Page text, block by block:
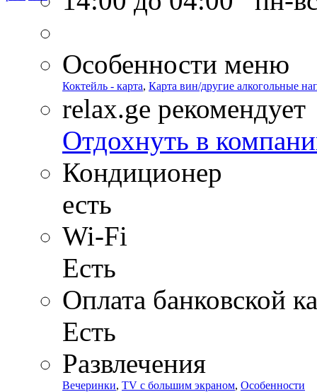
Особенности меню
Коктейль - карта, Карта вин/другие алкогольные
relax.ge рекомендует
Отдохнуть в
Кондиционер
есть
Wi-Fi
Есть
Оплата банковской
Есть
Развлечения
Вечеринки, TV с большим экраном, Особенности